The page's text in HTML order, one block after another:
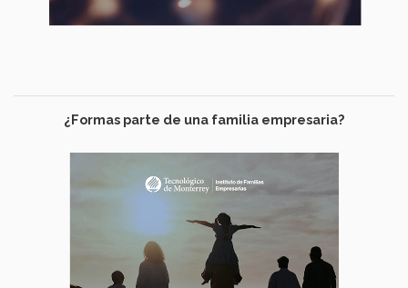
¿Formas parte de una familia empresaria?